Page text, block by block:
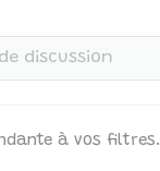
à vos filtres.